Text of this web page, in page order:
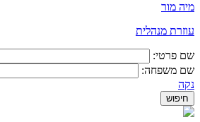
מיה מור
​עוזרת מנהלית
שם פרטי:
שם משפחה:
נקה